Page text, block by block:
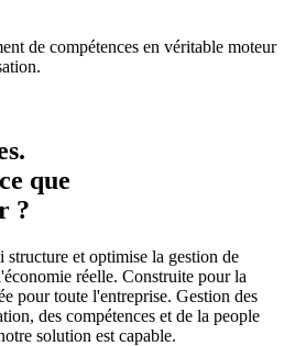
de compétences en véritable moteur
que
?
et optimise la gestion de
réelle. Construite pour la
pour toute l'entreprise. Gestion des
des compétences et de la people
solution est capable.